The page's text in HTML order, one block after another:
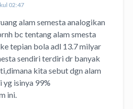
02:47
alam semesta analogikan
bc tentang alam smesta
tepian bola adl 13.7 milyar
sendiri terdiri dr banyak
kita sebut dgn alam
isinya 99%
ini.